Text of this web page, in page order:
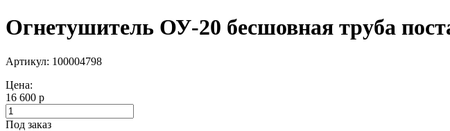
Огнетушитель ОУ-20 бесшовная труба
Артикул: 100004798
Цена:
16 600 р
Под заказ